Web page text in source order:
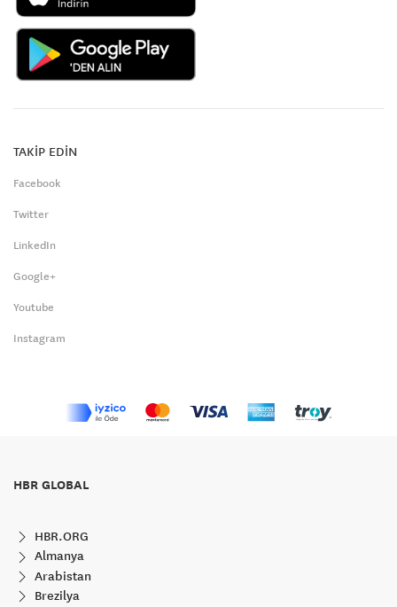
TAKİP EDİN
Facebook
Twitter
LinkedIn
Google+
Youtube
Instagram
HBR GLOBAL
HBR.ORG
Almanya
Arabistan
Brezilya